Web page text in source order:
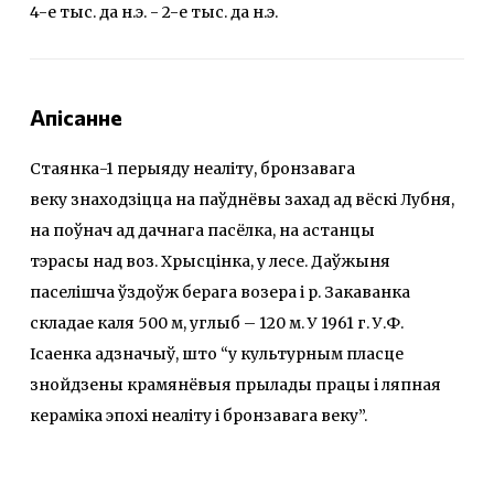
4-е тыс. да н.э. - 2-е тыс. да н.э.
Апісанне
Стаянка-1 перыяду неаліту, бронзавага
веку знаходзіцца на паўднёвы захад ад вёскі Лубня,
на поўнач ад дачнага пасёлка, на астанцы
тэрасы над воз. Хрысцінка, у лесе. Даўжыня
паселішча ўздоўж берага возера і р. Закаванка
складае каля 500 м, углыб – 120 м. У 1961 г. У.Ф.
Ісаенка адзначыў, што “у культурным пласце
знойдзены крамянёвыя прылады працы і ляпная
кераміка эпохі неаліту і бронзавага веку”.